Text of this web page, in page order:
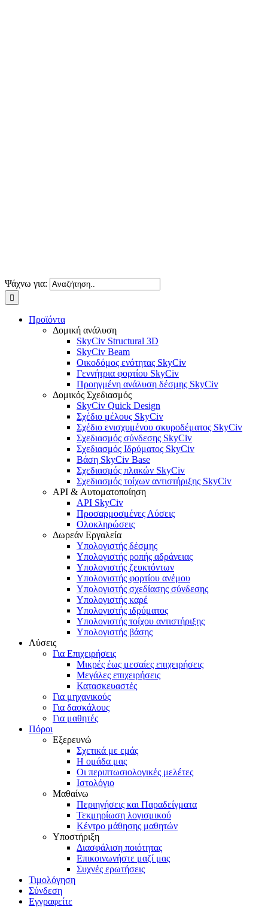
Ψάχνω για:
Προϊόντα
Δομική ανάλυση
SkyCiv Structural 3D
SkyCiv Beam
Οικοδόμος ενότητας SkyCiv
Γεννήτρια φορτίου SkyCiv
Προηγμένη ανάλυση δέσμης SkyCiv
Δομικός Σχεδιασμός
SkyCiv Quick Design
Σχέδιο μέλους SkyCiv
Σχέδιο ενισχυμένου σκυροδέματος SkyCiv
Σχεδιασμός σύνδεσης SkyCiv
Σχεδιασμός Ιδρύματος SkyCiv
Βάση SkyCiv Base
Σχεδιασμός πλακών SkyCiv
Σχεδιασμός τοίχων αντιστήριξης SkyCiv
API & Αυτοματοποίηση
API SkyCiv
Προσαρμοσμένες Λύσεις
Ολοκληρώσεις
Δωρεάν Εργαλεία
Υπολογιστής δέσμης
Υπολογιστής ροπής αδράνειας
Υπολογιστής ζευκτόντων
Υπολογιστής φορτίου ανέμου
Υπολογιστής σχεδίασης σύνδεσης
Υπολογιστής καρέ
Υπολογιστής ιδρύματος
Υπολογιστής τοίχου αντιστήριξης
Υπολογιστής βάσης
Λύσεις
Για Επιχειρήσεις
Μικρές έως μεσαίες επιχειρήσεις
Μεγάλες επιχειρήσεις
Κατασκευαστές
Για μηχανικούς
Για δασκάλους
Για μαθητές
Πόροι
Εξερευνώ
Σχετικά με εμάς
Η ομάδα μας
Οι περιπτωσιολογικές μελέτες
Ιστολόγιο
Μαθαίνω
Περιηγήσεις και Παραδείγματα
Τεκμηρίωση λογισμικού
Κέντρο μάθησης μαθητών
Υποστήριξη
Διασφάλιση ποιότητας
Επικοινωνήστε μαζί μας
Συχνές ερωτήσεις
Τιμολόγηση
Σύνδεση
Εγγραφείτε